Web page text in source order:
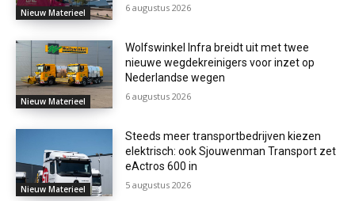
Nieuw Materieel 6 augustus 2026
Nieuw Materieel
Wolfswinkel Infra breidt uit met twee
nieuwe wegdekreinigers voor inzet op
Nederlandse wegen
6 augustus 2026
Nieuw Materieel
Steeds meer transportbedrijven kiezen
elektrisch: ook Sjouwenman Transport zet
eActros 600 in
5 augustus 2026